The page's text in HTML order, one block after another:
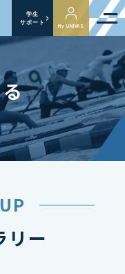
学生
サポート
My UNIVAS
リー